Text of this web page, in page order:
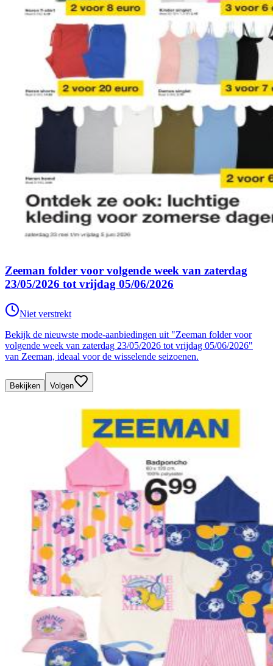
Zeeman folder voor volgende week van zaterdag
23/05/2026 tot vrijdag 05/06/2026
Niet verstrekt
Bekijk de nieuwste mode-aanbiedingen uit "Zeeman folder voor
volgende week van zaterdag 23/05/2026 tot vrijdag 05/06/2026"
van Zeeman, ideaal voor de wisselende seizoenen.
Bekijken Volgen